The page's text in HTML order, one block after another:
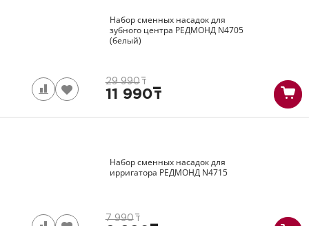
Набор сменных насадок для
зубного центра РЕДМОНД N4705
(белый)
29 990 т
11 990т
Набор сменных насадок для
ирригатора РЕДМОНД N4715
7 990 т